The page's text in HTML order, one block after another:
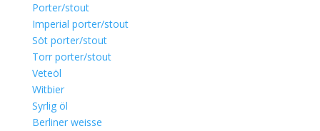
Porter/stout
Imperial porter/stout
Söt porter/stout
Torr porter/stout
Veteöl
Witbier
Syrlig öl
Berliner weisse